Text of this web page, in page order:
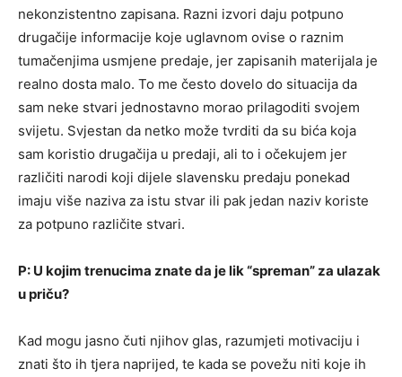
nekonzistentno zapisana. Razni izvori daju potpuno
drugačije informacije koje uglavnom ovise o raznim
tumačenjima usmjene predaje, jer zapisanih materijala je
realno dosta malo. To me često dovelo do situacija da
sam neke stvari jednostavno morao prilagoditi svojem
svijetu. Svjestan da netko može tvrditi da su bića koja
sam koristio drugačija u predaji, ali to i očekujem jer
različiti narodi koji dijele slavensku predaju ponekad
imaju više naziva za istu stvar ili pak jedan naziv koriste
za potpuno različite stvari.
P: U kojim trenucima znate da je lik “spreman” za ulazak
u priču?
Kad mogu jasno čuti njihov glas, razumjeti motivaciju i
znati što ih tjera naprijed, te kada se povežu niti koje ih